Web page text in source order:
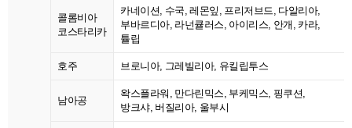
콜롬비아
코스타리카
카네이션, 수국, 레몬잎, 프리저브드, 다알리아,
부바르디아, 라넌큘러스, 아이리스, 안개, 카라,
튤립
호주 브로니아, 그레빌리아, 유킬립투스
남아공
왁스플라워, 만다린믹스, 부케믹스, 핑쿠션,
방크샤, 버질리아, 울부시